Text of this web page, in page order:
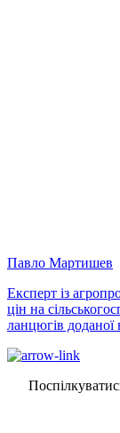
Павло Мартишев
Експерт із
цін на
ланцюгів доданої